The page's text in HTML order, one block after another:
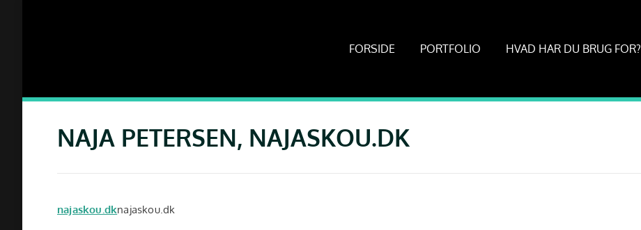
FORSIDE PORTFOLIO HVAD HAR DU BRUG FOR?
NAJA PETERSEN, NAJASKOU.DK
najaskou.dknajaskou.dk